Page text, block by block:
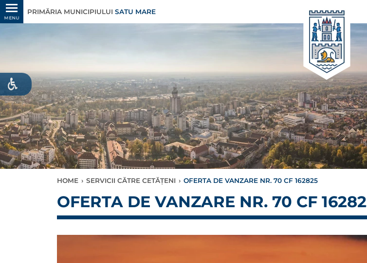
MENU
PRIMĂRIA MUNICIPIULUI SATU MARE
HOME › SERVICII CĂTRE CETĂȚENI › OFERTA DE VANZARE NR. 70 CF 162825
OFERTA DE VANZARE NR. 70 CF